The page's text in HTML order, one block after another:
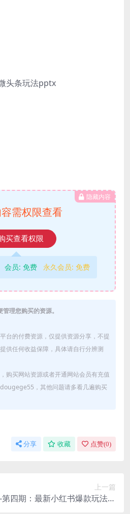
头条玩法pptx
隐藏内容
需权限查看
买查看权限
会员: 免费 永久会员: 免费
理您购买的资源。
台的付费资源，仅提供资源分享，不提
供任何收益保障，具体请自行分辨测
购买网站资源或者开通网站会员有充值
，其他问题请多看几遍购买
分享 收藏 点赞(0)
上一篇
四期：最新小红书爆款玩法，